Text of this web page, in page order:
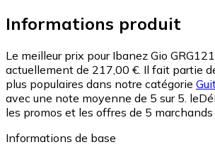
Informations produit
Le meilleur prix pour Ibanez Gio
actuellement de 217,00 €. Il fait partie
plus populaires dans notre catégorie
avec une note moyenne de 5 sur 5.
les promos et les offres de 5
Informations de base